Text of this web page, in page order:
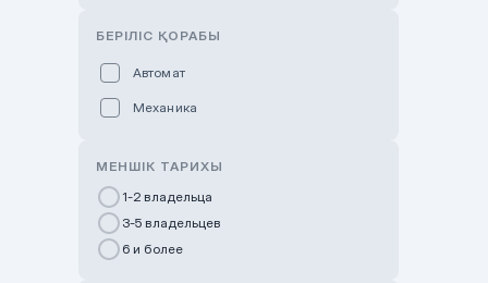
Haval & Tank Pavlodar
Bavaria Almaty
Mycar Shymkent
Changan Auto Nurly Zhol
БЕРІЛІС ҚОРАБЫ
Автомат
Механика
МЕНШІК ТАРИХЫ
1-2 владельца
3-5 владельцев
6 и более